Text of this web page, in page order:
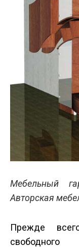
Мебельный
Авторская
Прежде